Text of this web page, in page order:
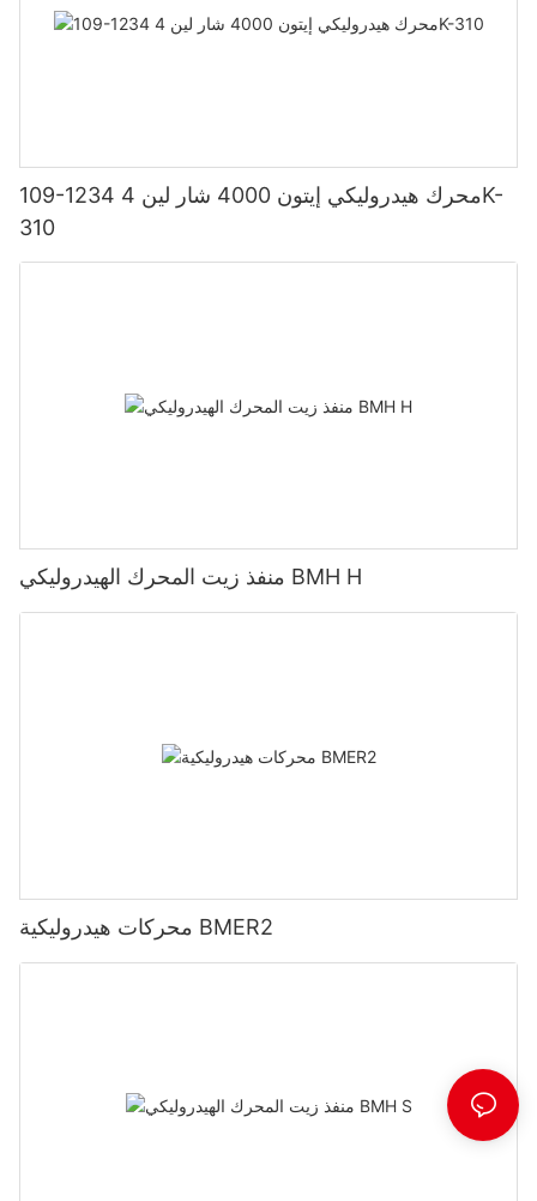
109-1234 محرك هيدروليكي إيتون 4000 شار لين 4K-
310
منفذ زيت المحرك الهيدروليكي BMH H
محركات هيدروليكية BMER2